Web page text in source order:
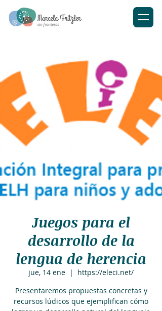
Juegos para el
desarrollo de la
lengua de herencia
jue, 14 ene
  |
https://eleci.net/
Presentaremos propuestas concretas y
recursos lúdicos que ejemplifican cómo